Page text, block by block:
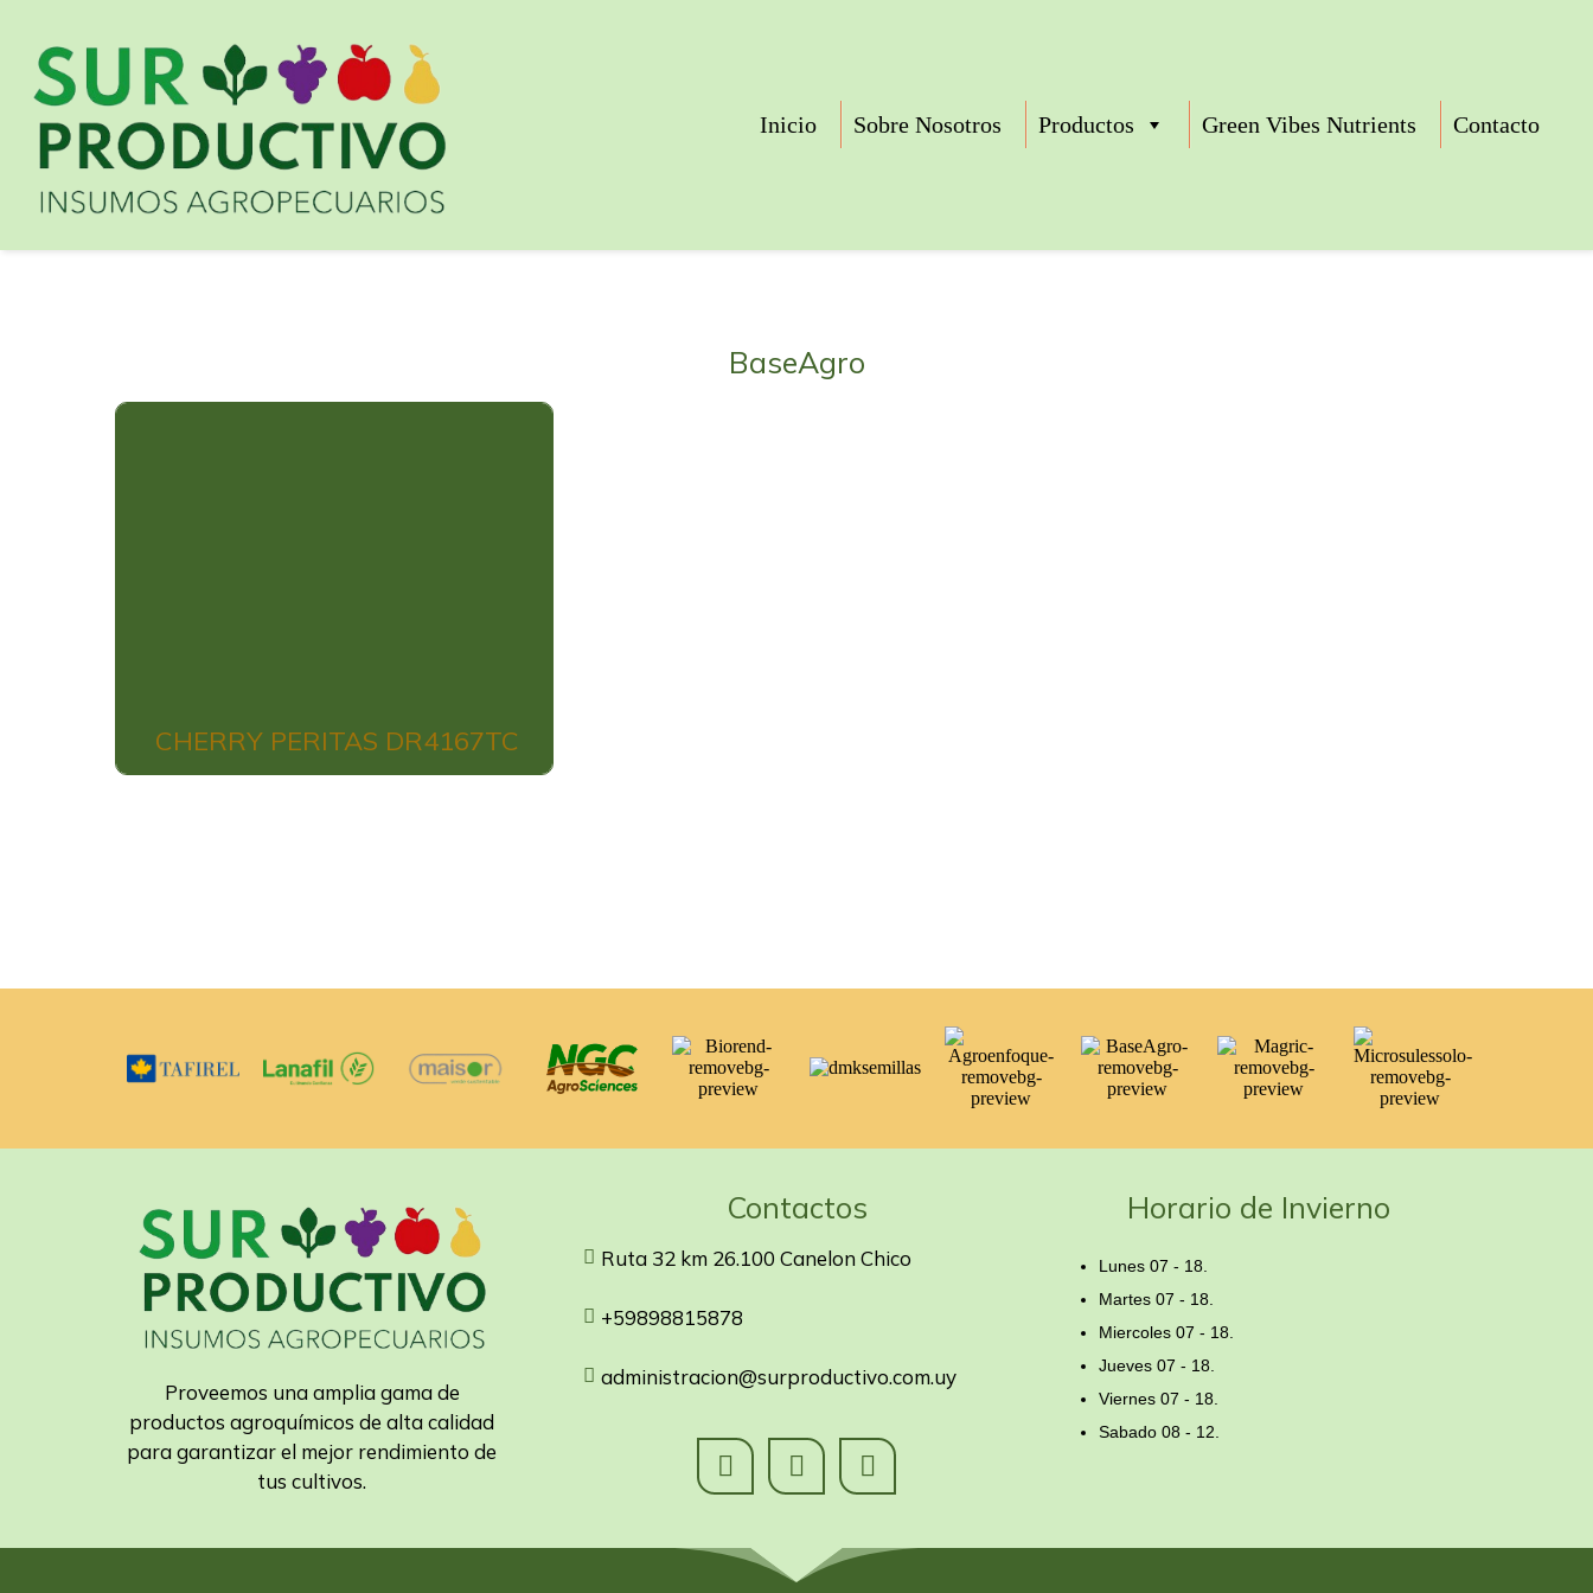
Inicio Sobre Nosotros Productos Green Vibes Nutrients Contacto
BaseAgro
CHERRY PERITAS DR4167TC
Proveemos una amplia gama de
productos agroquímicos de alta calidad
para garantizar el mejor rendimiento de
tus cultivos.
Contactos
Ruta 32 km 26.100 Canelon Chico
+59898815878
administracion@surproductivo.com.uy
Horario de Invierno
Lunes 07 - 18.
Martes 07 - 18.
Miercoles 07 - 18.
Jueves 07 - 18.
Viernes 07 - 18.
Sabado 08 - 12.